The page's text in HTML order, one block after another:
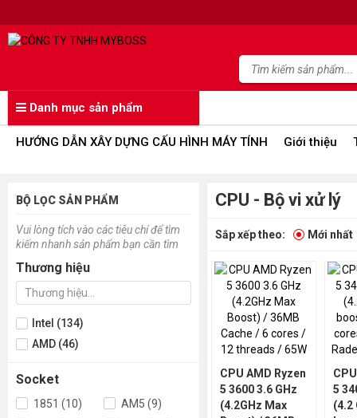
Danh mục sản phẩm
HƯỚNG DẪN XÂY DỰNG CẤU HÌNH MÁY TÍNH Giới thiệu
BỘ LỌC SẢN PHẨM
Vui lòng tích vào các tiêu chí để tìm
kiếm nhanh sản phẩm bạn cần tìm
Thương hiệu
Intel (134)
AMD (46)
Socket
1851 (10)
AM5 (9)
CPU - Bộ vi xử lý
Sắp xếp theo: Mới nhất
CPU AMD Ryzen
5 3600 3.6 GHz
(4.2GHz Max
5
(4.2